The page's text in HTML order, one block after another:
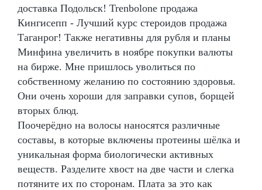
доставка Подольск! Trenbolone продажа
Кингисепп - Лучший курс стероидов продажа
Таганрог! Также негативны для рубля и планы
Минфина увеличить в ноябре покупки валюты
на бирже. Мне пришлось уволиться по
собственному желанию по состоянию здоровья.
Они очень хороши для заправки супов, борщей
вторых блюд.
Поочерёдно на волосы наносятся различные
составы, в которые включены протеины шёлка и
уникальная форма биологически активных
веществ. Разделите хвост на две части и слегка
потяните их по сторонам. Плата за это как